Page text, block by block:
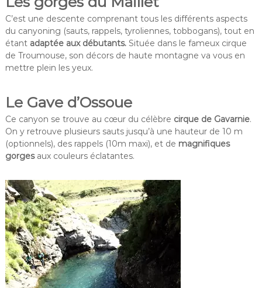
C’est une descente comprenant tous les différents aspects
du canyoning (sauts, rappels, tyroliennes, tobbogans), tout en
étant adaptée aux débutants.Située dans le fameux cirque
de Troumouse, son décors de haute montagne va vous en
mettre plein les yeux.
Le Gave d’Ossoue
Ce canyon se trouve au cœur du célèbre cirque de Gavarnie.
On y retrouve plusieurs sauts jusqu’à une hauteur de 10 m
(optionnels), des rappels (10m maxi), et de magnifiques
gorges aux couleurs éclatantes.